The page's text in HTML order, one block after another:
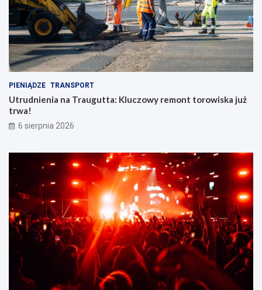
PIENIĄDZE TRANSPORT
Utrudnienia na Traugutta: Kluczowy remont torowiska już
trwa!
6 sierpnia 2026